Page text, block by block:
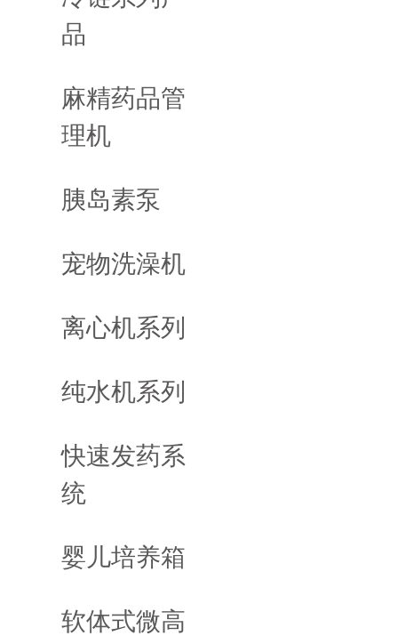
品
麻精药品管
理机
胰岛素泵
宠物洗澡机
离心机系列
纯水机系列
快速发药系
统
婴儿培养箱
软体式微高